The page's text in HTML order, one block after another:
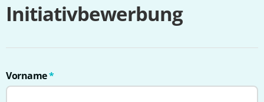
Initiativbewerbung
Vorname*